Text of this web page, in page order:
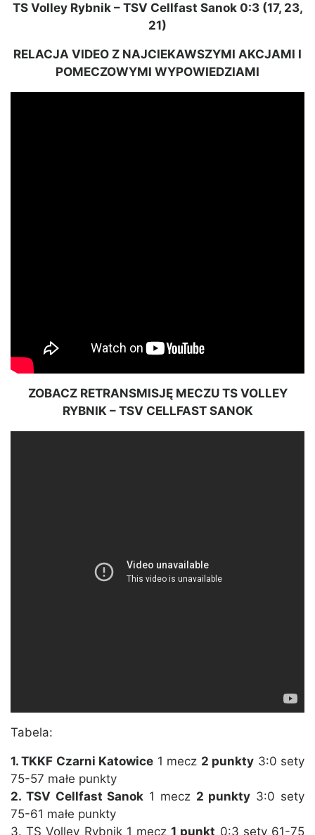
TS Volley Rybnik – TSV Cellfast Sanok 0:3 (17, 23,
21)
RELACJA VIDEO Z NAJCIEKAWSZYMI AKCJAMI I
POMECZOWYMI WYPOWIEDZIAMI
ZOBACZ RETRANSMISJĘ MECZU TS VOLLEY
RYBNIK – TSV CELLFAST SANOK
Tabela:
1. TKKF Czarni Katowice 1 mecz 2 punkty 3:0 sety
75-57 małe punkty
2. TSV Cellfast Sanok 1 mecz 2 punkty 3:0 sety
75-61 małe punkty
3. TS Volley Rybnik 1 mecz1 punkt 0:3 sety 61-75